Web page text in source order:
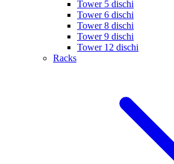
Tower 5 dischi
Tower 6 dischi
Tower 8 dischi
Tower 9 dischi
Tower 12 dischi
Racks